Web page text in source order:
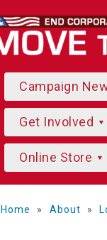
Campaign
Get Involved
Online Store
Home » About »